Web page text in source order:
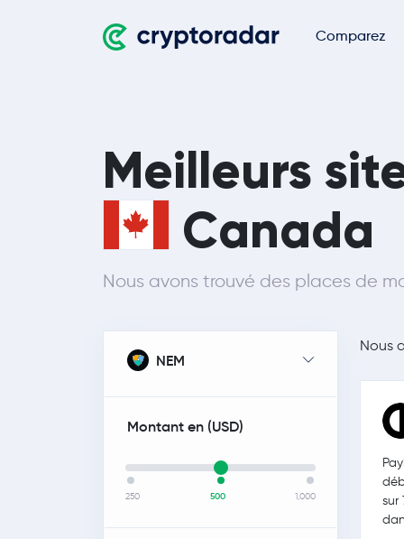
Comparez
Meilleurs
Canada
Nous avons trouvé des places de
NEM
Montant en (USD)
250 500 1,000
Nous
sur